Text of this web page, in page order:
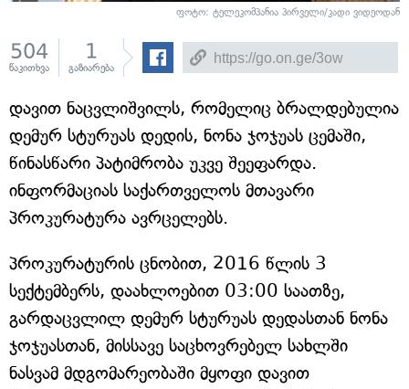
ფოტო: ტელეკომპანია პირველი/კადი ვიდეოდან
504
წაკითხვა
1
გაზიარება
დავით ნაცვლიშვილს, რომელიც ბრალდებულია
დემურ სტურუას დედის, ნონა ჯოჯუას ცემაში,
წინასწარი პატიმრობა უკვე შეეფარდა.
ინფორმაციას საქართველოს მთავარი
პროკურატურა ავრცელებს.
პროკურატურის ცნობით, 2016 წლის 3
სექტემბერს, დაახლოებით 03:00 საათზე,
გარდაცვლილ დემურ სტურუას დედასთან ნონა
ჯოჯუასთან, მისსავე საცხოვრებელ სახლში
ნასვამ მდგომარეობაში მყოფი დავით